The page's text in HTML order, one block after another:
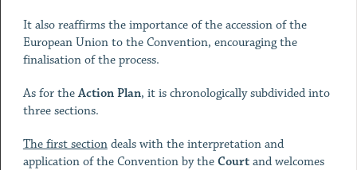
It also reaffirms the importance of the accession of the
European Union to the Convention, encouraging the
finalisation of the process.
As for theAction Plan, it is chronologically subdivided into
three sections.
The first sectiondeals with the interpretation and
application of the Convention by the Courtand welcomes